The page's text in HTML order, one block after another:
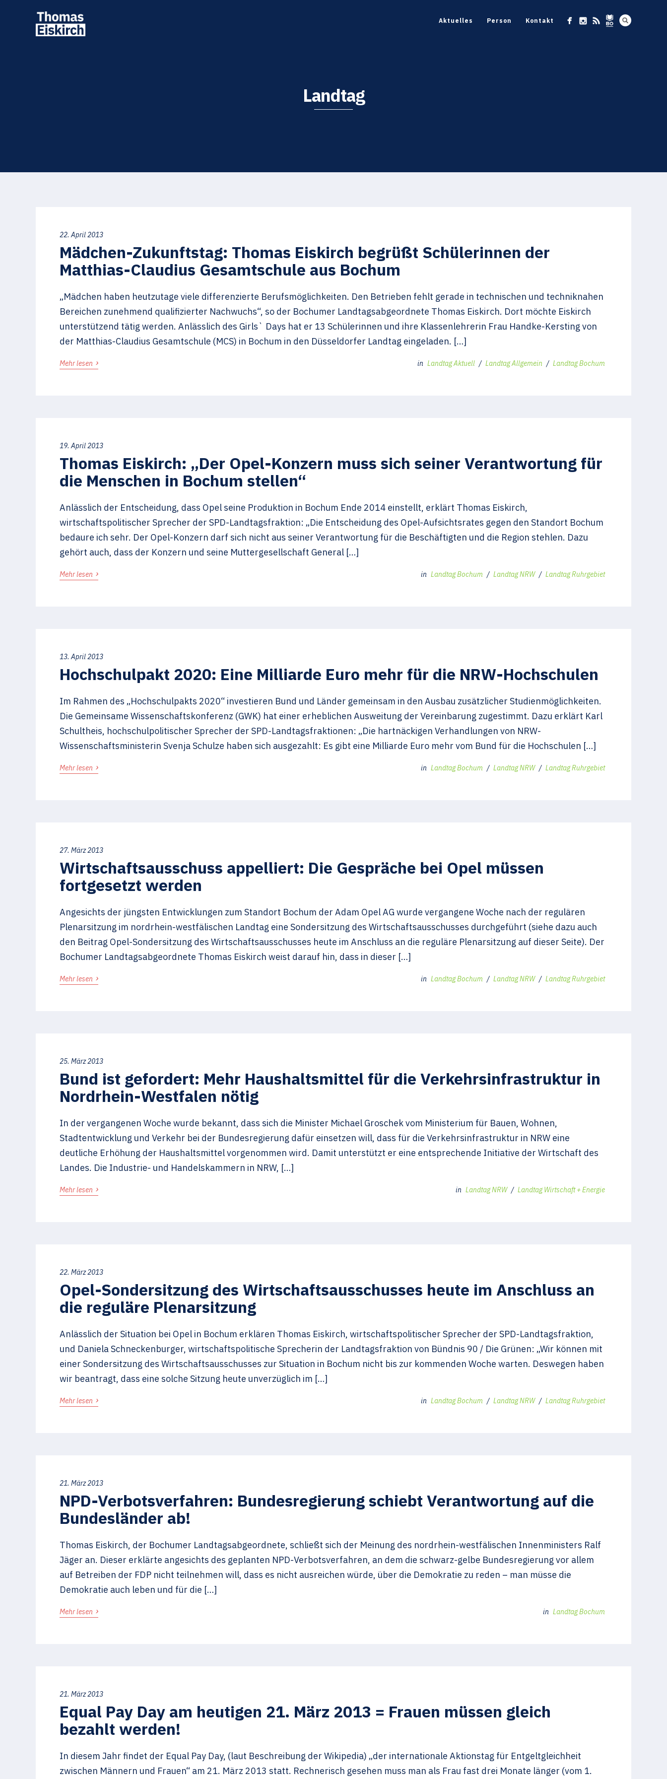
Aktuelles Person Kontakt
Landtag
22. April 2013
Mädchen-Zukunftstag: Thomas Eiskirch begrüßt Schülerinnen der
Matthias-Claudius Gesamtschule aus Bochum
„Mädchen haben heutzutage viele differenzierte Berufsmöglichkeiten. Den Betrieben fehlt gerade in technischen und techniknahen
Bereichen zunehmend qualifizierter Nachwuchs“, so der Bochumer Landtagsabgeordnete Thomas Eiskirch. Dort möchte Eiskirch
unterstützend tätig werden. Anlässlich des Girls` Days hat er 13 Schülerinnen und ihre Klassenlehrerin Frau Handke-Kersting von
der Matthias-Claudius Gesamtschule (MCS) in Bochum in den Düsseldorfer Landtag eingeladen. […]
Mehr lesen › in Landtag Aktuell / Landtag Allgemein / Landtag Bochum
19. April 2013
Thomas Eiskirch: „Der Opel-Konzern muss sich seiner Verantwortung für
die Menschen in Bochum stellen“
Anlässlich der Entscheidung, dass Opel seine Produktion in Bochum Ende 2014 einstellt, erklärt Thomas Eiskirch,
wirtschaftspolitischer Sprecher der SPD-Landtagsfraktion: „Die Entscheidung des Opel-Aufsichtsrates gegen den Standort Bochum
bedaure ich sehr. Der Opel-Konzern darf sich nicht aus seiner Verantwortung für die Beschäftigten und die Region stehlen. Dazu
gehört auch, dass der Konzern und seine Muttergesellschaft General […]
Mehr lesen › in Landtag Bochum / Landtag NRW / Landtag Ruhrgebiet
13. April 2013
Hochschulpakt 2020: Eine Milliarde Euro mehr für die NRW-Hochschulen
Im Rahmen des „Hochschulpakts 2020“ investieren Bund und Länder gemeinsam in den Ausbau zusätzlicher Studienmöglichkeiten.
Die Gemeinsame Wissenschaftskonferenz (GWK) hat einer erheblichen Ausweitung der Vereinbarung zugestimmt. Dazu erklärt Karl
Schultheis, hochschulpolitischer Sprecher der SPD-Landtagsfraktionen: „Die hartnäckigen Verhandlungen von NRW-
Wissenschaftsministerin Svenja Schulze haben sich ausgezahlt: Es gibt eine Milliarde Euro mehr vom Bund für die Hochschulen […]
Mehr lesen › in Landtag Bochum / Landtag NRW / Landtag Ruhrgebiet
27. März 2013
Wirtschaftsausschuss appelliert: Die Gespräche bei Opel müssen
fortgesetzt werden
Angesichts der jüngsten Entwicklungen zum Standort Bochum der Adam Opel AG wurde vergangene Woche nach der regulären
Plenarsitzung im nordrhein-westfälischen Landtag eine Sondersitzung des Wirtschaftsausschusses durchgeführt (siehe dazu auch
den Beitrag Opel-Sondersitzung des Wirtschaftsausschusses heute im Anschluss an die reguläre Plenarsitzung auf dieser Seite). Der
Bochumer Landtagsabgeordnete Thomas Eiskirch weist darauf hin, dass in dieser […]
Mehr lesen › in Landtag Bochum / Landtag NRW / Landtag Ruhrgebiet
25. März 2013
Bund ist gefordert: Mehr Haushaltsmittel für die Verkehrsinfrastruktur in
Nordrhein-Westfalen nötig
In der vergangenen Woche wurde bekannt, dass sich die Minister Michael Groschek vom Ministerium für Bauen, Wohnen,
Stadtentwicklung und Verkehr bei der Bundesregierung dafür einsetzen will, dass für die Verkehrsinfrastruktur in NRW eine
deutliche Erhöhung der Haushaltsmittel vorgenommen wird. Damit unterstützt er eine entsprechende Initiative der Wirtschaft des
Landes. Die Industrie- und Handelskammern in NRW, […]
Mehr lesen › in Landtag NRW / Landtag Wirtschaft + Energie
22. März 2013
Opel-Sondersitzung des Wirtschaftsausschusses heute im Anschluss an
die reguläre Plenarsitzung
Anlässlich der Situation bei Opel in Bochum erklären Thomas Eiskirch, wirtschaftspolitischer Sprecher der SPD-Landtagsfraktion,
und Daniela Schneckenburger, wirtschaftspolitische Sprecherin der Landtagsfraktion von Bündnis 90 / Die Grünen: „Wir können mit
einer Sondersitzung des Wirtschaftsausschusses zur Situation in Bochum nicht bis zur kommenden Woche warten. Deswegen haben
wir beantragt, dass eine solche Sitzung heute unverzüglich im […]
Mehr lesen › in Landtag Bochum / Landtag NRW / Landtag Ruhrgebiet
21. März 2013
NPD-Verbotsverfahren: Bundesregierung schiebt Verantwortung auf die
Bundesländer ab!
Thomas Eiskirch, der Bochumer Landtagsabgeordnete, schließt sich der Meinung des nordrhein-westfälischen Innenministers Ralf
Jäger an. Dieser erklärte angesichts des geplanten NPD-Verbotsverfahren, an dem die schwarz-gelbe Bundesregierung vor allem
auf Betreiben der FDP nicht teilnehmen will, dass es nicht ausreichen würde, über die Demokratie zu reden – man müsse die
Demokratie auch leben und für die […]
Mehr lesen › in Landtag Bochum
21. März 2013
Equal Pay Day am heutigen 21. März 2013 = Frauen müssen gleich
bezahlt werden!
In diesem Jahr findet der Equal Pay Day, (laut Beschreibung der Wikipedia) „der internationale Aktionstag für Entgeltgleichheit
zwischen Männern und Frauen“ am 21. März 2013 statt. Rechnerisch gesehen muss man als Frau fast drei Monate länger (vom 1.